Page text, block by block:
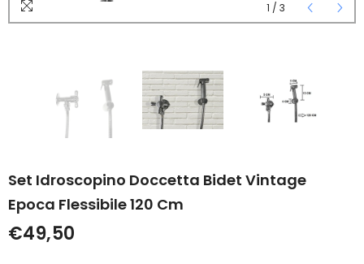
1 / 3
Set Idroscopino Doccetta Bidet Vintage
Epoca Flessibile 120 Cm
€49,50